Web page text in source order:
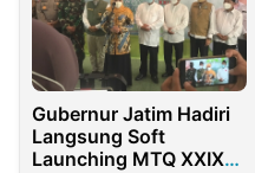
Gubernur Jatim Hadiri
Langsung Soft
Launching MTQ XXIX